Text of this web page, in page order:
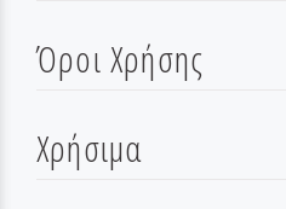
Όροι Χρήσης
Χρήσιμα